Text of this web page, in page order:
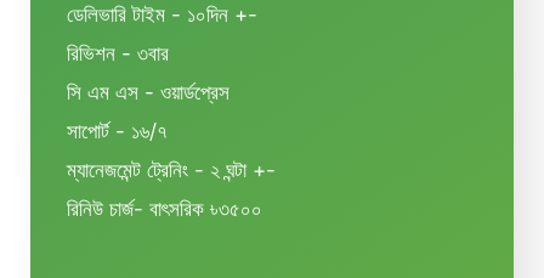
ডেলিভারি টাইম - ১০দিন +-
রিভিশন - ৩বার
সি এম এস - ওয়ার্ডপ্রেস
সাপোর্ট - ১৬/৭
ম্যানেজমেন্ট ট্রেনিং - ২ ঘন্টা +-
রিনিউ চার্জ- বাৎসরিক ৳৩৫০০